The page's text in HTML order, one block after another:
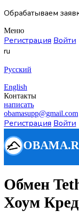
Обрабатываем
Меню
Регистрация Войти
ru
Русский
English
Контакты
написать
obamasupp@gmail.com
Регистрация Войти
Обмен
Хоум